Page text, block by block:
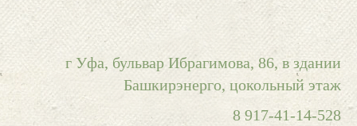
г Уфа, бульвар Ибрагимова, 86, в здании
Башкирэнерго, цокольный этаж
8 917-41-14-528